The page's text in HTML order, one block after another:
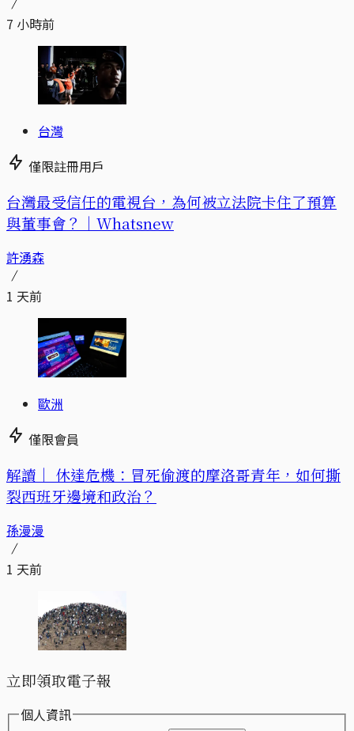
7 小時前
台灣
僅限註冊用戶
台灣最受信任的電視台，為何被立法院卡住了預算
與董事會？｜Whatsnew
許湧森
1 天前
歐洲
僅限會員
解讀｜ 休達危機：冒死偷渡的摩洛哥青年，如何撕
裂西班牙邊境和政治？
孫漫漫
1 天前
立即領取電子報
個人資訊